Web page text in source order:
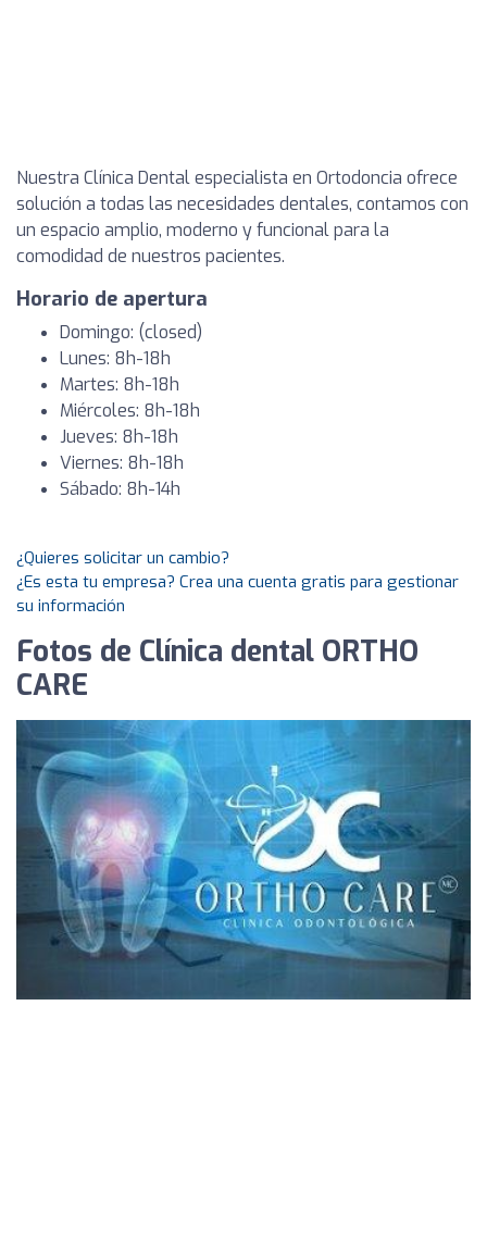
Nuestra Clínica Dental especialista en Ortodoncia ofrece
solución a todas las necesidades dentales, contamos con
un espacio amplio, moderno y funcional para la
comodidad de nuestros pacientes.
Horario de apertura
Domingo: (closed)
Lunes: 8h-18h
Martes: 8h-18h
Miércoles: 8h-18h
Jueves: 8h-18h
Viernes: 8h-18h
Sábado: 8h-14h
¿Quieres solicitar un cambio?
¿Es esta tu empresa? Crea una cuenta gratis para gestionar
su información
Fotos de Clínica dental ORTHO
CARE